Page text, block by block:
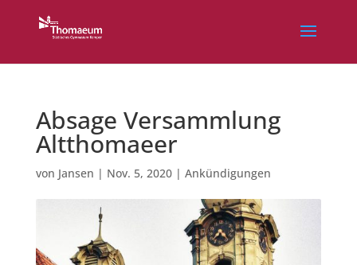
Absage Versammlung
Altthomaeer
von Jansen | Nov. 5, 2020| Ankündigungen